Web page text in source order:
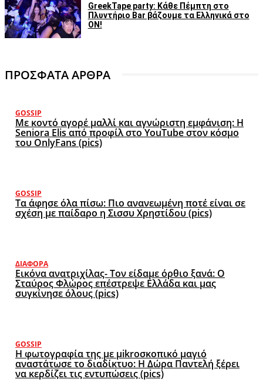
GreekTape party: Κάθε Πέμπτη στο
Πλυντήριο Bar βάζουμε τα Ελληνικά στο
ON!
ΠΡΟΣΦΑΤΑ ΑΡΘΡΑ
GOSSIP
Με κοντό αγορέ μαλλί και αγνώριστη εμφάνιση: Η
Seniora Elis από προφίλ στο YouTube στον κόσμο
του OnlyFans (pics)
GOSSIP
Τα άφησε όλα πίσω: Πιο ανανεωμένη ποτέ είναι σε
σχέση με παίδαρο η Σισσυ Χρηστίδου (pics)
ΔΙΆΦΟΡΑ
Εικόνα ανατριχίλας- Τον είδαμε όρθιο ξανά: Ο
Σταύρος Φλώρος επέστρεψε Ελλάδα και μας
συγκίνησε όλους (pics)
GOSSIP
Η φωτογραφία της με μikroσκοπικό μαγιό
αναστάτωσε το διαδίκτυο: Η Δώρα Παντελή ξέρει
να κερδίζει τις εντυπώσεις (pics)